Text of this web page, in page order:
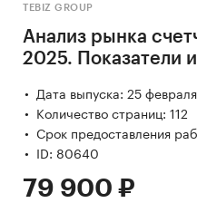
TEBIZ GROUP
Анализ рынка
2025. Показатели
Дата выпуска: 25
Количество страниц: 112
Срок предоставления
ID: 80640
79 900 ₽